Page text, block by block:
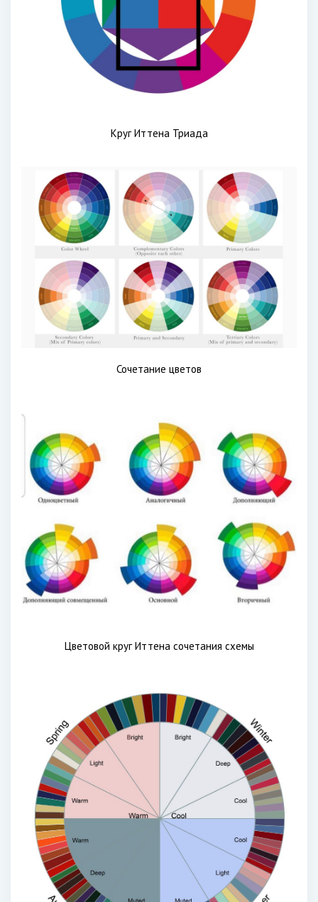
Круг Иттена Триада
Сочетание цветов
Цветовой круг Иттена сочетания схемы